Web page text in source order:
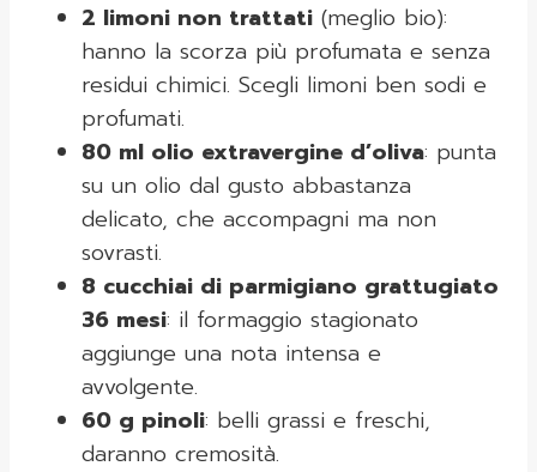
2 limoni non trattati (meglio bio):
hanno la scorza più profumata e senza
residui chimici. Scegli limoni ben sodi e
profumati.
80 ml olio extravergine d’oliva: punta
su un olio dal gusto abbastanza
delicato, che accompagni ma non
sovrasti.
8 cucchiai di parmigiano grattugiato
36 mesi: il formaggio stagionato
aggiunge una nota intensa e
avvolgente.
60 g pinoli: belli grassi e freschi,
daranno cremosità.